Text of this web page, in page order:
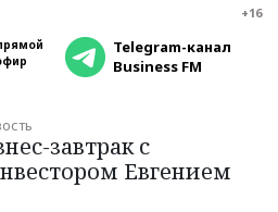
+16
Telegram-канал
Business FM
завтрак с
Евгением